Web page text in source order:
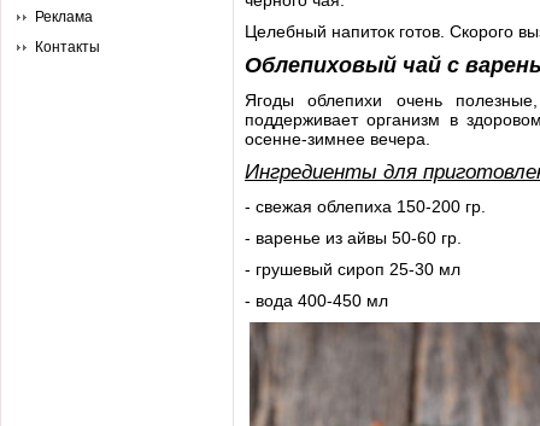
Реклама
Контакты
Целебный напиток готов. Скорого
Облепиховый чай с
Ягоды облепихи очень
поддерживает организм в
осенне-зимнее вечера.
Ингредиенты для
- свежая облепиха 150-200 гр.
- варенье из айвы 50-60 гр.
- грушевый сироп 25-30 мл
- вода 400-450 мл